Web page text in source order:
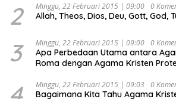
Ekonomi Politik Indonesia) &
“Urgensi Undang-Undang
Indonesia Emas 2045”,
2 Minggu, 22 Februari 2015 | 09:00 0
Allah, Theos, Dios, Deu, Gott, God,
3 Minggu, 22 Februari 2015 | 09:00 0
Apa Perbedaan Utama antara
Roma dengan Agama Kristen
Minggu, 22 Februari 2015 | 09:03 0
Bagaimana Kita Tahu Agama